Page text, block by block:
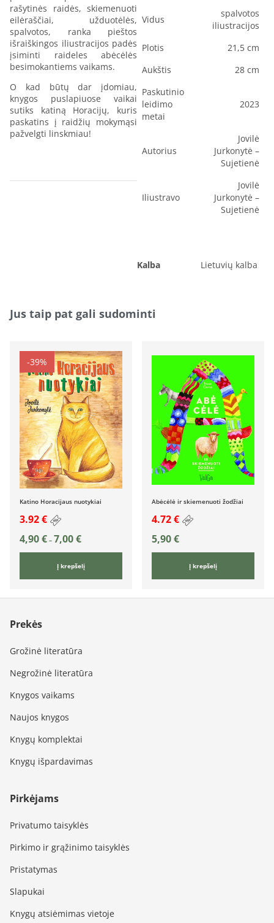
rašytinės raidės, skiemenuoti
eilėraščiai, užduotėlės,
spalvotos, ranka pieštos
išraiškingos iliustracijos padės
įsiminti raideles abėcėlės
besimokantiems vaikams.
O kad būtų dar įdomiau,
knygos puslapiuose vaikai
sutiks katiną Horacijų, kuris
paskatins į raidžių mokymąsi
pažvelgti linskmiau!
Vidus
spalvotos
iliustracijos
Plotis
21,5 cm
Aukštis
28 cm
Paskutinio
leidimo
metai
2023
Autorius
Jovilė
Jurkonytė –
Sujetienė
Iliustravo
Jovilė
Jurkonytė –
Sujetienė
Kalba Lietuvių kalba
Jus taip pat gali sudominti
-39%
Katino Horacijaus nuotykiai
3.92 €
4,90€ – 7,00€
Į krepšelį
Abėcėlė ir skiemenuoti žodžiai
4.72 €
5,90€
Į krepšelį
Prekės
Grožinė literatūra
Negrožinė literatūra
Knygos vaikams
Naujos knygos
Knygų komplektai
Knygų išpardavimas
Pirkėjams
Privatumo taisyklės
Pirkimo ir grąžinimo taisyklės
Pristatymas
Slapukai
Knygų atsiėmimas vietoje